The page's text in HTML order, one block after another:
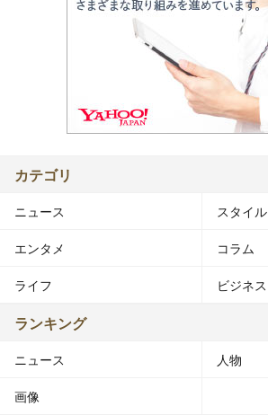
カテゴリ
ニュース スタイル
エンタメ コラム
ライフ ビジネス
ランキング
ニュース 人物
画像